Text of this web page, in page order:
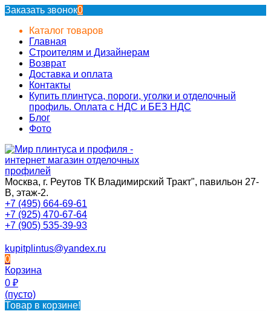
Заказать звонок0
Каталог товаров
Главная
Строителям и Дизайнерам
Возврат
Доставка и оплата
Контакты
Купить плинтуса, пороги, уголки и отделочный
профиль. Оплата с НДС и БЕЗ НДС
Блог
Фото
Москва, г. Реутов ТК Владимирский Тракт", павильон 27-
В, этаж-2.
+7 (495) 664-69-61
+7 (925) 470-67-64
+7 (905) 535-39-93
kupitplintus@yandex.ru
0
Корзина
0 ₽
(пусто)
Товар в корзине!